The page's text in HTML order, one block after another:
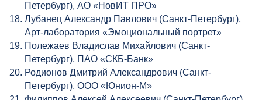
Петербург), АО «НовИТ ПРО»
Лубанец Александр Павлович (Санкт-Петербург),
Арт-лаборатория «Эмоциональный портрет»
Полежаев Владислав Михайлович (Санкт-
Петербург), ПАО «СКБ-Банк»
Родионов Дмитрий Александрович (Санкт-
Петербург), ООО «Юнион-М»